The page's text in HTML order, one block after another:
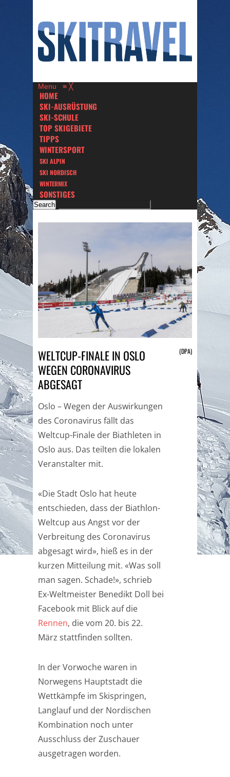
Menu ≡ ╳
HOME
SKI-AUSRÜSTUNG
SKI-SCHULE
TOP SKIGEBIETE
TIPPS
WINTERSPORT
SKI ALPIN
SKI NORDISCH
WINTERMIX
SONSTIGES
WELTCUP-FINALE IN OSLO
WEGEN CORONAVIRUS
ABGESAGT
(DPA)
Oslo – Wegen der Auswirkungen
des Coronavirus fällt das
Weltcup-Finale der Biathleten in
Oslo aus. Das teilten die lokalen
Veranstalter mit.
«Die Stadt Oslo hat heute
entschieden, dass der Biathlon-
Weltcup aus Angst vor der
Verbreitung des Coronavirus
abgesagt wird», hieß es in der
kurzen Mitteilung mit. «Was soll
man sagen. Schade!», schrieb
Ex-Weltmeister Benedikt Doll bei
Facebook mit Blick auf die
Rennen, die vom 20. bis 22.
März stattfinden sollten.
In der Vorwoche waren in
Norwegens Hauptstadt die
Wettkämpfe im Skispringen,
Langlauf und der Nordischen
Kombination noch unter
Ausschluss der Zuschauer
ausgetragen worden.